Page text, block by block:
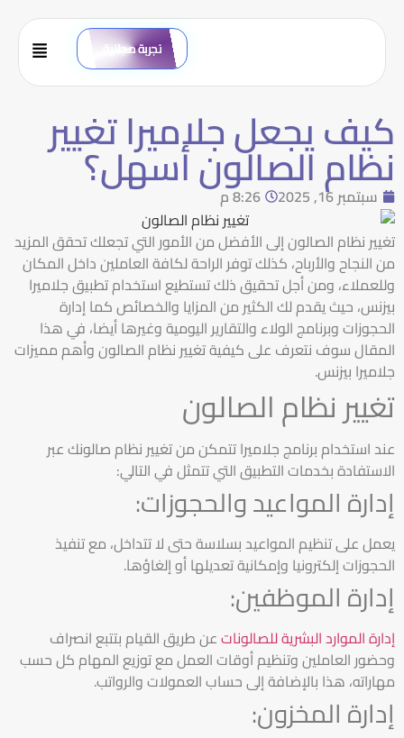
تجربة مجانية
كيف يجعل جلاميرا تغيير
نظام الصالون أسهل؟
سبتمبر 16, 2025
8:26 م
تغيير نظام الصالون إلى الأفضل من الأمور التي تجعلك تحقق المزيد
من النجاح والأرباح، كذلك توفر الراحة لكافة العاملين داخل المكان
وللعملاء، ومن أجل تحقيق ذلك تستطيع استخدام تطبيق جلاميرا
بيزنس، حيث يقدم لك الكثير من المزايا والخصائص كما إدارة
الحجوزات وبرنامج الولاء والتقارير اليومية وغيرها أيضا، في هذا
المقال سوف نتعرف على كيفية تغيير نظام الصالون وأهم مميزات
جلاميرا بيزنس.
تغيير نظام الصالون
عند استخدام برنامج جلاميرا تتمكن من تغيير نظام صالونك عبر
الاستفادة بخدمات التطبيق التي تتمثل في التالي:
إدارة المواعيد والحجوزات:
يعمل على تنظيم المواعيد بسلاسة حتى لا تتداخل، مع تنفيذ
الحجوزات إلكترونيا وإمكانية تعديلها أو إلغاؤها.
إدارة الموظفين:
إدارة الموارد البشرية للصالوناتعن طريقالقيام بتتبع انصراف
وحضور العاملين وتنظيم أوقات العمل مع توزيع المهام كل حسب
مهاراته، هذا بالإضافة إلى حساب العمولات والرواتب.
إدارة المخزون: